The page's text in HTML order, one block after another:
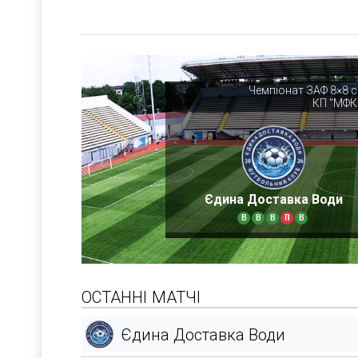
Чемпіонат ЗАФ 8×8
КП
Єдина Доставка Води
В В В П В
ОСТАННІ МАТЧІ
Єдина Доставка Води